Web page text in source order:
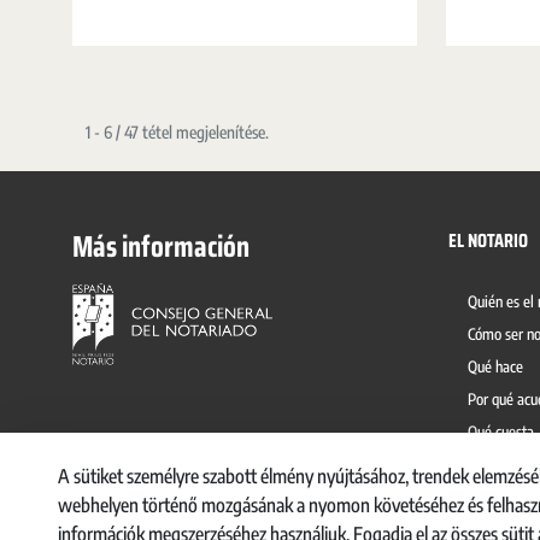
1 - 6 / 47 tétel megjelenítése.
Más información EL NOTARIO
Quién es el
Cómo ser
Qué hace
Por qué
Qué cuesta
A sütiket személyre szabott élmény nyújtásához, trendek
webhelyen történő mozgásának a nyomon követéséhez és
információk megszerzéséhez használjuk. Fogadja el az összes